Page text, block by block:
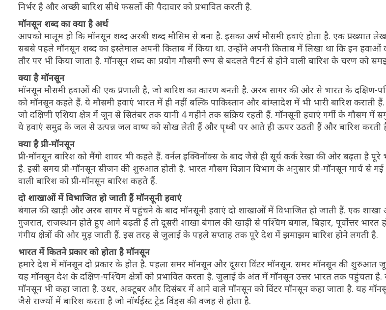
निर्भर है और अच्छी बारिश सीधे फसलों की पैदावार को प्रभावित करती है.
मॉनसून शब्द का क्या है अर्थ
आपको मालूम हो कि मॉनसून शब्द अरबी शब्द मौसिम से बना है. इसका अर्थ मौसमी हवाएं होता है. एक प्रख्यात
सबसे पहले मॉनसून शब्द का इस्तेमाल अपनी किताब में किया था. उन्होंने अपनी किताब में लिखा था कि इन हवाओं
तौर पर भी किया जाता है. मॉनसून शब्द का प्रयोग मौसमी रूप से बदलते पैटर्न से होने वाली बारिश के चरण को
क्या है मॉनसून
मॉनसून मौसमी हवाओं की एक प्रणाली है, जो बारिश का कारण बनती है. अरब सागर की ओर से भारत के दक्षिण-
को मॉनसून कहते हैं. ये मौसमी हवाएं भारत में ही नहीं बल्कि पाकिस्तान और बांग्लादेश में भी भारी बारिश कराती
जो दक्षिणी एशिया क्षेत्र में जून से सितंबर तक यानी 4 महीने तक सक्रिय रहती हैं. मॉनसूनी हवाएं गर्मी के मौसम
ये हवाएं समुद्र के जल से उत्पन्न जल वाष्प को सोख लेती हैं और पृथ्वी पर आते ही ऊपर उठती हैं और बारिश करती
क्या है प्री-मॉनसून
प्री-मॉनसून बारिश को मैंगो शावर भी कहते हैं. वर्नल इक्विनॉक्स के बाद जैसे ही सूर्य कर्क रेखा की ओर बढ़ता है
है. इसी समय प्री-मॉनसून सीजन की शुरुआत होती है. भारत मौसम विज्ञान विभाग के अनुसार प्री-मॉनसून मार्च से
वाली बारिश को प्री-मॉनसून बारिश कहते हैं.
दो शाखाओं में विभाजित हो जाती हैं मॉनसूनी हवाएं
बंगाल की खाड़ी और अरब सागर में पहुंचने के बाद मॉनसूनी हवाएं दो शाखाओं में विभाजित हो जाती हैं. एक
गुजरात, राजस्थान होते हुए आगे बढ़ती हैं तो दूसरी शाखा बंगाल की खाड़ी से पश्चिम बंगाल, बिहार, पूर्वोत्तर
गंगीय क्षेत्रों की ओर मुड़ जाती हैं. इस तरह से जुलाई के पहले सप्ताह तक पूरे देश में झमाझम बारिश होने लगती है.
भारत में कितने प्रकार को होता है मॉनसून
हमारे देश में मॉनसून दो प्रकार के होत है. पहला समर मॉनसून और दूसरा विंटर मॉनसून. समर मॉनसून की शुरुआत
यह मॉनसून देश के दक्षिण-पश्चिम क्षेत्रों को प्रभावित करता है. जुलाई के अंत में मॉनसून उत्तर भारत तक पहुंचता
मॉनसून भी कहा जाता है. उधर, अक्टूबर और दिसंबर में आने वाले मॉनसून को विंटर मॉनसून कहा जाता है. यह
जैसे राज्यों में बारिश करता है जो नॉर्थईस्ट ट्रेड विंड्स की वजह से होता है.